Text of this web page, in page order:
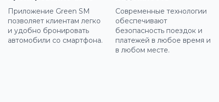
Приложение Green SM
позволяет клиентам легко
и удобно бронировать
автомобили со смартфона.
Современные технологии
обеспечивают
безопасность поездок и
платежей в любое время и
в любом месте.